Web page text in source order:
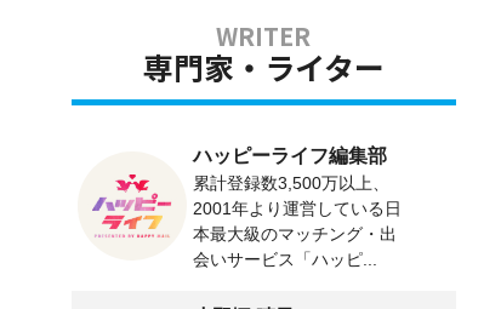
専門家・ライター
ハッピーライフ編集部
累計登録数3,500万以上、
2001年より運営している日
本最大級のマッチング・出
会いサービス「ハッピ...